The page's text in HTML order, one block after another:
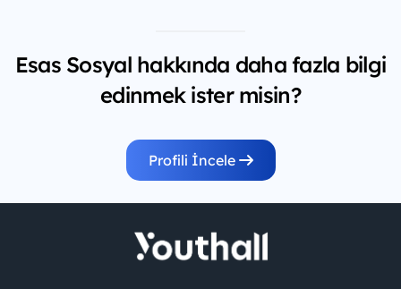
Esas Sosyal hakkında daha fazla bilgi
edinmek ister misin?
Profili İncele